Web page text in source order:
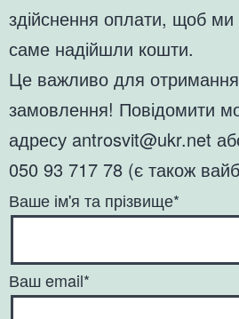
здійснення оплати, щоб ми
саме надійшли кошти.
Це важливо для
замовлення! Повідомити
адресу antrosvit@ukr.net
050 93 717 78 (є також
Ваше ім'я та прізвище*
Ваш email*